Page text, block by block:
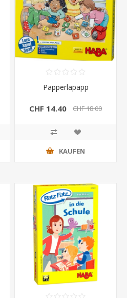
Papperlapapp
CHF 14.40 CHF 18.00
KAUFEN